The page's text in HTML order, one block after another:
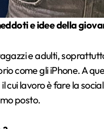
e idee della
e adulti,
come gli iPhone. A
cui lavoro è fare la
posto.